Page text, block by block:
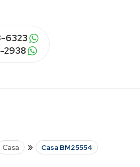
6323
2938
Casa » Casa BM25554